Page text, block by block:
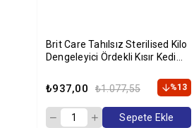
Brit Care Tahılsız Sterilised Kilo
Dengeleyici Ördekli Kısır Kedi
₺937,00 ₺1.077,55 %13
Sepete Ekle